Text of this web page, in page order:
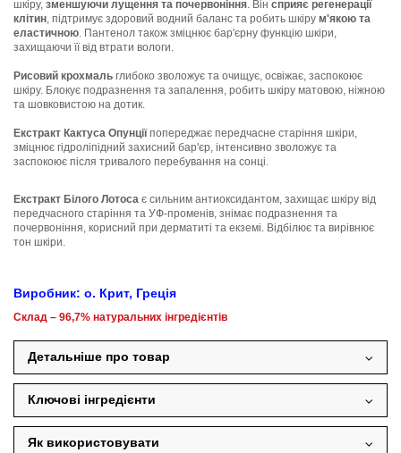
шкіру, зменшуючи лущення та почервоніння. Він сприяє регенерації
клітин, підтримує здоровий водний баланс та робить шкіру м'якою та
еластичною. Пантенол також зміцнює бар'єрну функцію шкіри,
захищаючи її від втрати вологи.
Рисовий крохмаль глибоко зволожує та очищує, освіжає, заспокоює
шкіру. Блокує подразнення та запалення, робить шкіру матовою, ніжною
та шовковистою на дотик.
Екстракт Кактуса Опунціїпопереджає передчасне старіння шкіри,
зміцнює гідроліпідний захисний бар'єр, інтенсивно зволожує та
заспокоює після тривалого перебування на сонці.
Екстракт Білого Лотоса є сильним антиоксидантом, захищає шкіру від
передчасного старіння та УФ-променів, знімає подразнення та
почервоніння, корисний при дерматиті та екземі. Відбілює та вирівнює
тон шкіри.
Виробник: о. Крит, Греція
Склад – 96,7% натуральних інгредієнтів
Детальніше про товар
Ключові інгредієнти
Як використовувати